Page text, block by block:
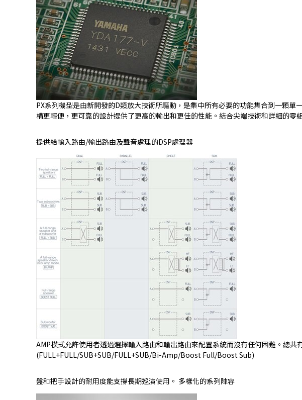
PX系列機型是由新開發的D類放大技術所驅動，是集中所有必要的功能集合到一顆
構更輕便，更可靠的設計提供了更高的輸出和更佳的性能。結合尖端技術和詳細的
提供給輸入路由/輸出路由及聲音處理的DSP處理器
AMP模式允許使用者透過選擇輸入路由和輸出路由來配置系統而沒有任何困難。總
(FULL+FULL/SUB+SUB/FULL+SUB/Bi-Amp/Boost Full/Boost Sub)
盤和把手設計的耐用度能支撐長期巡演使用。 多樣化的系列陣容